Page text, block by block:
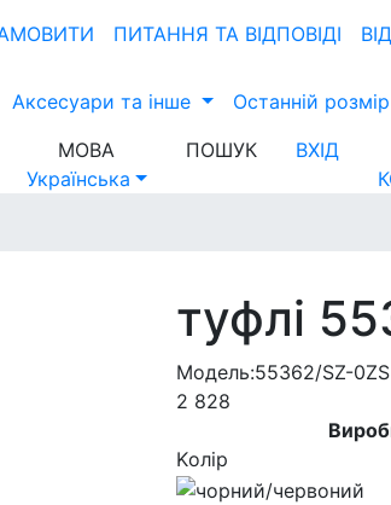
ПИТАННЯ ТА ВIДПОВIДI
Аксесуари та інше
Останній розмір
МОВА
Українська
ПОШУК ВХІД
туфлі
Модель:55362/SZ-0ZS
2 828
Kолір